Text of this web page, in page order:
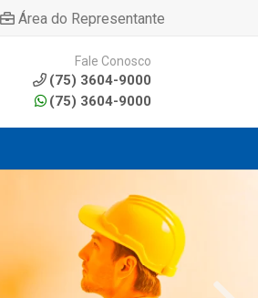
Área do Representante
Fale Conosco
(75) 3604-9000
(75) 3604-9000